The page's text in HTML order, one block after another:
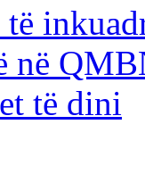
të
në
të dini